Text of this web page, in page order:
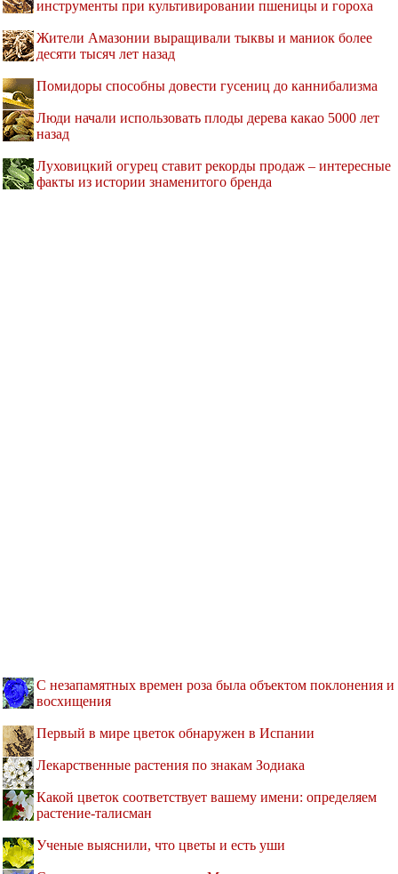
инструменты при культивировании пшеницы и гороха
Жители Амазонии выращивали тыквы и маниок более
десяти тысяч лет назад
Помидоры способны довести гусениц до каннибализма
Люди начали использовать плоды дерева какао 5000 лет
назад
Луховицкий огурец ставит рекорды продаж – интересные
факты из истории знаменитого бренда
С незапамятных времен роза была объектом поклонения и
восхищения
Первый в мире цветок обнаружен в Испании
Лекарственные растения по знакам Зодиака
Какой цветок соответствует вашему имени: определяем
растение-талисман
Ученые выяснили, что цветы и есть уши